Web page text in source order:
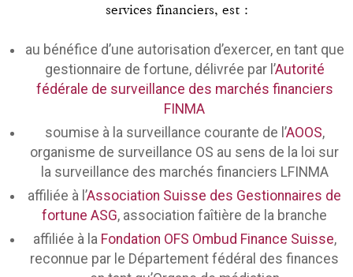
services financiers, est :
au bénéfice d’une autorisation d’exercer, en tant que
gestionnaire de fortune, délivrée par l’Autorité
fédérale de surveillance des marchés financiers
FINMA
soumise à la surveillance courante de l’AOOS,
organisme de surveillance OS au sens de la loi sur
la surveillance des marchés financiers LFINMA
affiliée à l’Association Suisse des Gestionnaires de
fortune ASG, association faîtière de la branche
affiliée à la Fondation OFS Ombud Finance Suisse,
reconnue par le Département fédéral des finances